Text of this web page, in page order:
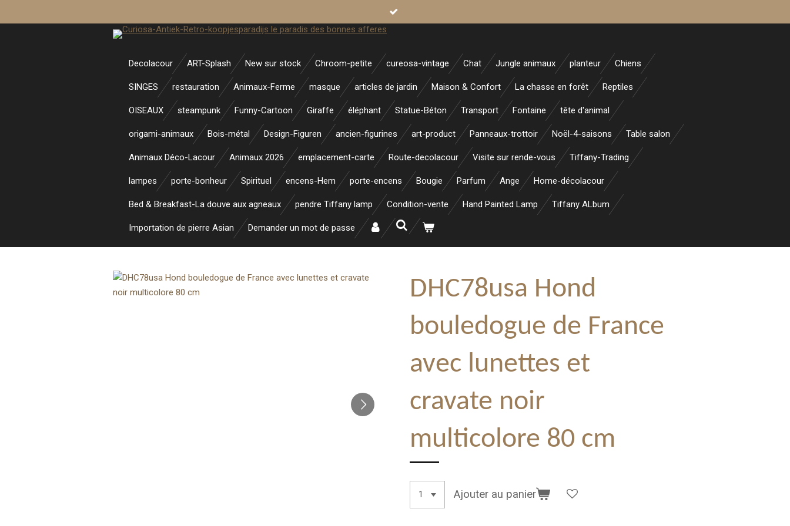
Decolacour ART-Splash New sur stock Chroom-petite cureosa-vintage Chat Jungle animaux planteur Chiens
SINGES restauration Animaux-Ferme masque articles de jardin Maison & Confort La chasse en forêt Reptiles
OISEAUX steampunk Funny-Cartoon Giraffe éléphant Statue-Béton Transport Fontaine tête d'animal
origami-animaux Bois-métal Design-Figuren ancien-figurines art-product Panneaux-trottoir Noël-4-saisons Table salon
Animaux Déco-Lacour Animaux 2026 emplacement-carte Route-decolacour Visite sur rende-vous Tiffany-Trading
lampes porte-bonheur Spirituel encens-Hem porte-encens Bougie Parfum Ange Home-décolacour
Bed & Breakfast-La douve aux agneaux pendre Tiffany lamp Condition-vente Hand Painted Lamp Tiffany ALbum
Importation de pierre Asian Demander un mot de passe
DHC78usa Hond
bouledogue de France
avec lunettes et
cravate noir
multicolore 80 cm
Ajouter au panier